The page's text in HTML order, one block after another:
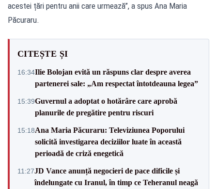
acestei țări pentru anii care urmează”, a spus Ana Maria
Păcuraru.
CITEȘTE ȘI
16:34Ilie Bolojan evită un răspuns clar despre averea
partenerei sale: „Am respectat întotdeauna legea”
15:39Guvernul a adoptat o hotărâre care aprobă
planurile de pregătire pentru riscuri
15:18Ana Maria Păcuraru: Televiziunea Poporului
solicită investigarea deciziilor luate în această
perioadă de criză enegetică
11:27JD Vance anunță negocieri de pace dificile și
îndelungate cu Iranul, în timp ce Teheranul neagă